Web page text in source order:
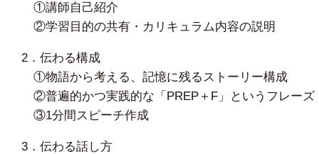
①講師自己紹介
②学習目的の共有・カリキュラム内容の説明
2．伝わる構成
①物語から考える、記憶に残るストーリー構成
②普遍的かつ実践的な「PREP＋F」というフレーズ
③1分間スピーチ作成
3．伝わる話し方